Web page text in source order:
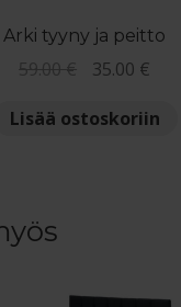
Arki tyyny ja peitto
59.00€
Alkuperäinen
oli:
35.00 €
on:
Lisää ostoskoriin